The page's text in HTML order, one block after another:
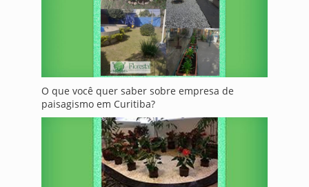
O que você quer saber sobre empresa de
paisagismo em Curitiba?